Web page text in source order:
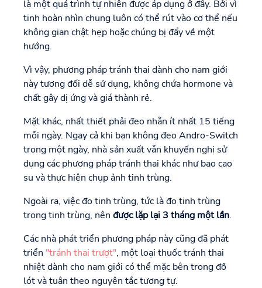
là một quá trình tự nhiên được áp dụng ở đây. Bởi vì
tinh hoàn nhìn chung luôn có thể rút vào cơ thể nếu
không gian chật hẹp hoặc chúng bị đẩy về một
hướng.
Vì vậy, phương pháp tránh thai dành cho nam giới
này tương đối dễ sử dụng, không chứa hormone và
chất gây dị ứng và giá thành rẻ.
Mặt khác, nhất thiết phải đeo nhẫn ít nhất 15 tiếng
mỗi ngày. Ngay cả khi bạn không đeo Andro-Switch
trong một ngày, nhà sản xuất vẫn khuyến nghị sử
dụng các phương pháp tránh thai khác như bao cao
su và thực hiện chụp ảnh tinh trùng.
Ngoài ra, việc đo tinh trùng, tức là đo tinh trùng
trong tinh trùng, nên được lặp lại 3 tháng một lần.
Các nhà phát triển phương pháp này cũng đã phát
triển "tránh thai trượt", một loại thuốc tránh thai
nhiệt dành cho nam giới có thể mặc bên trong đồ
lót và tuân theo nguyên tắc tương tự.